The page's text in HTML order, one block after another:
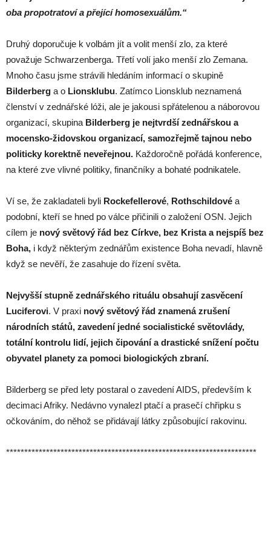
oba propotratoví a přející homosexuálům.“
Druhý doporučuje k volbám jít a volit menší zlo, za které
považuje Schwarzenberga. Třetí volí jako menší zlo Zemana.
Mnoho času jsme strávili hledáním informací o skupině
Bilderberg a o Lionsklubu. Zatímco Lionsklub neznamená
členství v zednářské lóži, ale je jakousi spřátelenou a náborovou
organizací, skupina Bilderberg je nejtvrdší zednářskou a
mocensko-židovskou organizací, samozřejmě tajnou nebo
politicky korektně neveřejnou. Každoročně pořádá konference,
na které zve vlivné politiky, finančníky a bohaté podnikatele.
Ví se, že zakladateli byli Rockefellerové, Rothschildové a
podobní, kteří se hned po válce přičinili o založení OSN. Jejich
cílem je nový světový řád bez Církve, bez Krista a nejspíš bez
Boha, i když některým zednářům existence Boha nevadí, hlavně
když se nevěří, že zasahuje do řízení světa.
Nejvyšší stupně zednářského rituálu obsahují zasvěcení
Luciferovi. V praxi nový světový řád znamená zrušení
národních států, zavedení jedné socialistické světovlády,
totální kontrolu lidí, jejich čipování a drastické snížení počtu
obyvatel planety za pomoci biologických zbraní.
Bilderberg se před lety postaral o zavedení AIDS, především k
decimaci Afriky. Nedávno vynalezl ptačí a prasečí chřipku s
očkováním, do něhož se přidávají látky způsobující rakovinu.
*********************************************************************